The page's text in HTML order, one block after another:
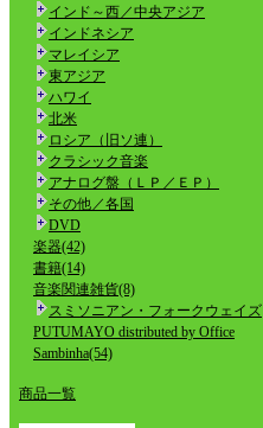
インド～西／中央アジア
インドネシア
マレイシア
東アジア
ハワイ
北米
ロシア（旧ソ連）
クラシック音楽
アナログ盤（ＬＰ／ＥＰ）
その他／各国
DVD
楽器(42)
書籍(14)
音楽関連雑貨(8)
スミソニアン・フォークウェイズ
PUTUMAYO distributed by Office
Sambinha(54)
商品一覧